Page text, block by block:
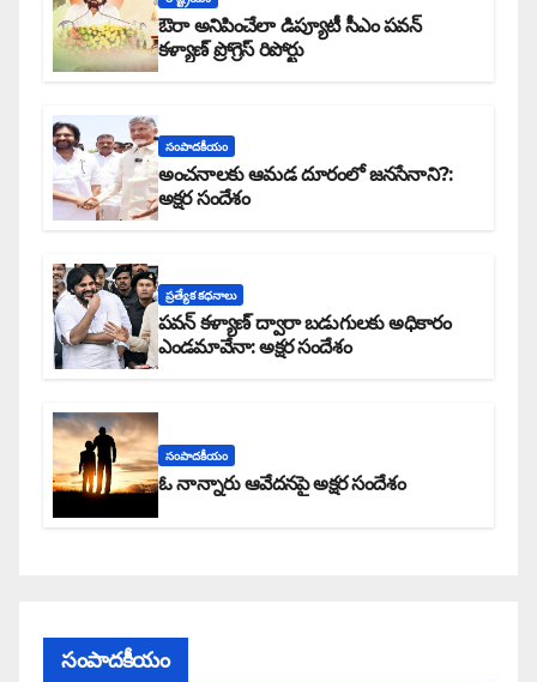
ఔరా అనిపించేలా డిప్యూటీ సీఎం పవన్
కళ్యాణ్ ప్రోగ్రెస్ రిపోర్టు
సంపాదకీయం
అంచనాలకు ఆమడ దూరంలో జనసేనాని?:
అక్షర సందేశం
ప్రత్యేక కధనాలు
పవన్ కళ్యాణ్ ద్వారా బడుగులకు అధికారం
ఎండమావేనా: అక్షర సందేశం
సంపాదకీయం
ఓ నాన్నారు ఆవేదనపై అక్షర సందేశం
సంపాదకీయం